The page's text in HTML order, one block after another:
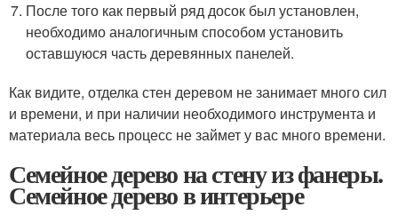
После того как первый ряд досок был установлен,
необходимо аналогичным способом установить
оставшуюся часть деревянных панелей.
Как видите, отделка стен деревом не занимает много сил
и времени, и при наличии необходимого инструмента и
материала весь процесс не займет у вас много времени.
Семейное дерево на стену из фанеры.
Семейное дерево в интерьере